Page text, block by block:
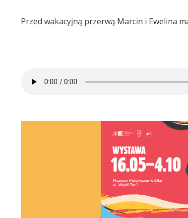
Przed wakacyjną przerwą Marcin i Ewelina